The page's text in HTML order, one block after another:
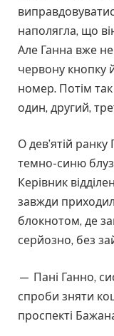
наполягла, що
Але Ганна вже
червону кнопку
номер. Потім так
один, другий,
О дев’ятій
темно-синю
Керівник
завжди
блокнотом, де
серйозно, без
— Пані Ганно,
спроби зняти
проспекті